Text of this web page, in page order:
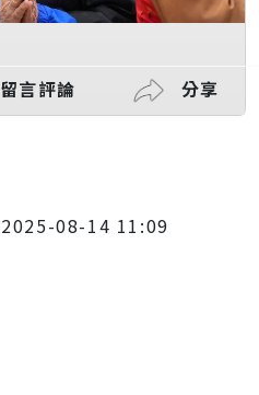
留言評論
分享
2025-08-14 11:09